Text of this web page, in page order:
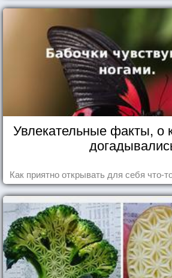
Увлекательные факты, о
Как приятно открывать для себя что-